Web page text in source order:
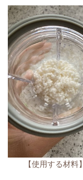
【使用する材料】